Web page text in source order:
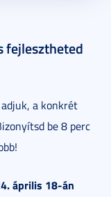
fejlesztheted
a konkrét
be 8 perc
április 18-án